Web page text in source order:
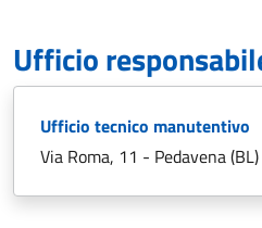
Ufficio
Ufficio tecnico manutentivo
Via Roma, 11 - Pedavena (BL)